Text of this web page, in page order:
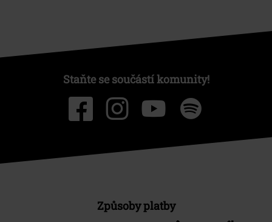
Staňte se součástí komunity!
Způsoby platby